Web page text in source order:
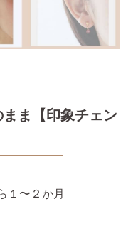
ま【印象チェン
１〜２か月